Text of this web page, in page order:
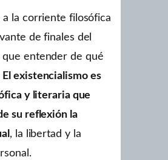
a la corriente filosófica
de finales del
que entender de qué
El existencialismo es
y literaria que
su reflexión la
, la libertad y la